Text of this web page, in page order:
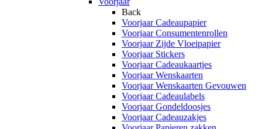
Back
Voorjaar Cadeaupapier
Voorjaar Consumentenrollen
Voorjaar Zijde Vloeipapier
Voorjaar Stickers
Voorjaar Cadeaukaartjes
Voorjaar Wenskaarten
Voorjaar Wenskaarten Gevouwen
Voorjaar Cadeaulabels
Voorjaar Gondeldoosjes
Voorjaar Cadeauzakjes